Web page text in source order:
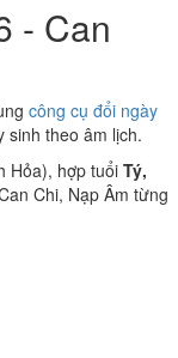
- Can
công cụ đổi ngày
sinh theo âm lịch.
Hỏa), hợp tuổi Tý,
Chi, Nạp Âm từng